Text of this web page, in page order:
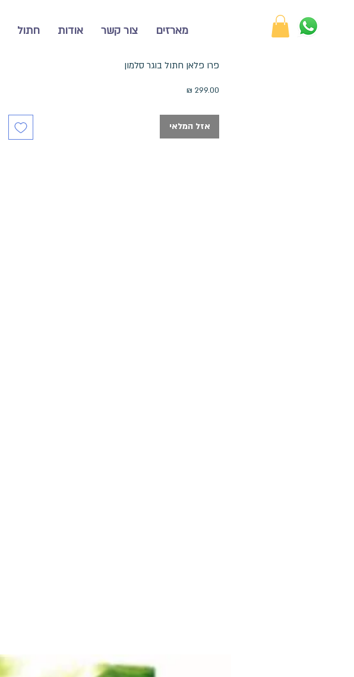
חתול אודות צור קשר מארזים
פרו פלאן חתול בוגר סלמון
מחיר
אזל המלאי